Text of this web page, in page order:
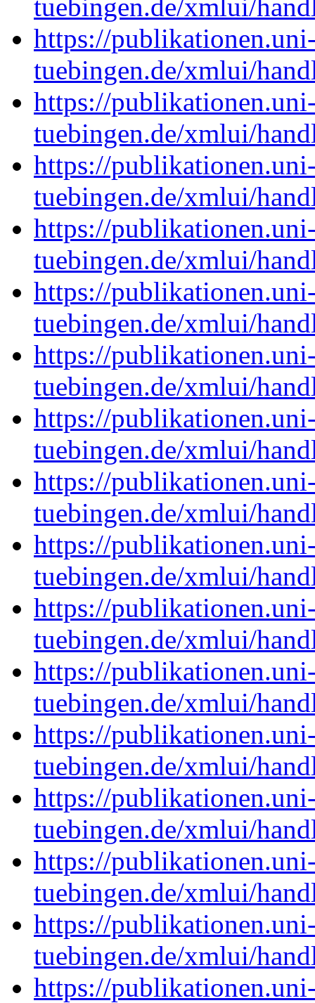
tuebingen.de/xmlui/
https://
tuebingen.de/xmlui/
https://
tuebingen.de/xmlui/
https://
tuebingen.de/xmlui/
https://
tuebingen.de/xmlui/
https://
tuebingen.de/xmlui/
https://
tuebingen.de/xmlui/
https://
tuebingen.de/xmlui/
https://
tuebingen.de/xmlui/
https://
tuebingen.de/xmlui/
https://
tuebingen.de/xmlui/
https://
tuebingen.de/xmlui/
https://
tuebingen.de/xmlui/
https://
tuebingen.de/xmlui/
https://
tuebingen.de/xmlui/
https://
tuebingen.de/xmlui/
https://